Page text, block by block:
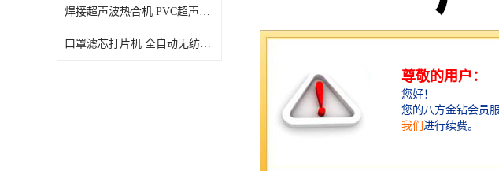
焊接超声波热合机 PVC超声波焊接机 无纺布超声波设备
口罩滤芯打片机 全自动无纺布压花压标设备 多层料复合机